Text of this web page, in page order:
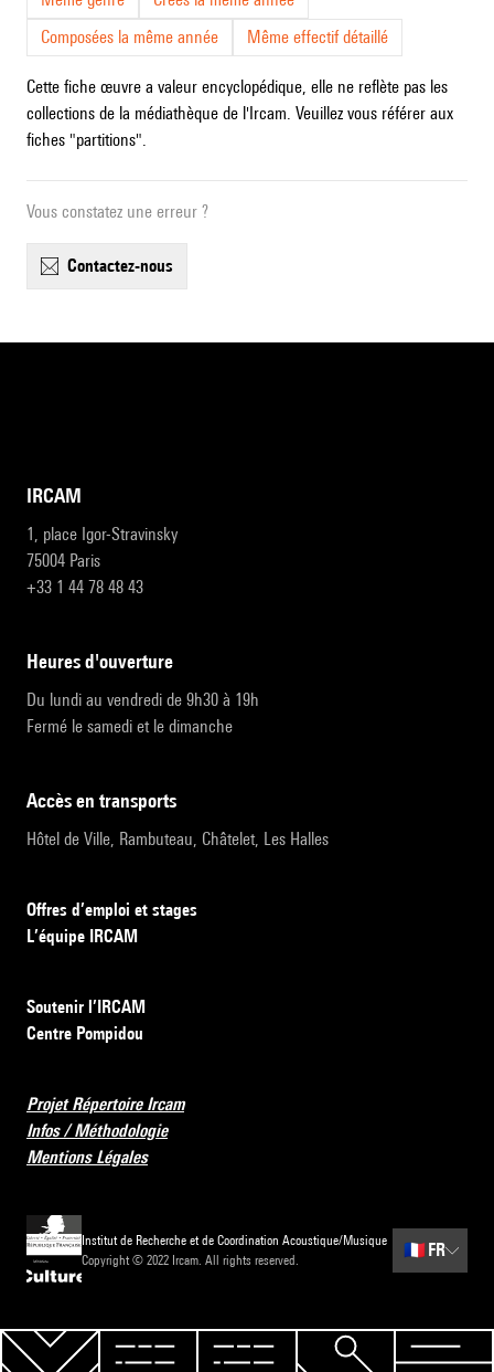
Composées la même année
Même effectif détaillé
Cette fiche œuvre a valeur encyclopédique, elle ne reflète pas les
collections de la médiathèque de l'Ircam. Veuillez vous référer aux
fiches "partitions".
Vous constatez une erreur ?
contactez-nous
IRCAM
1, place Igor-Stravinsky
75004 Paris
+33 1 44 78 48 43
heures d'ouverture
Du lundi au vendredi de 9h30 à 19h
Fermé le samedi et le dimanche
accès en transports
Hôtel de Ville, Rambuteau, Châtelet, Les Halles
Offres d’emploi et stages
L’équipe IRCAM
Soutenir l’IRCAM
Centre Pompidou
Projet Répertoire Ircam
Infos / Méthodologie
Mentions Légales
Institut de Recherche et de Coordination Acoustique/Musique
Copyright © 2022 Ircam. All rights reserved.
🇫🇷 FR